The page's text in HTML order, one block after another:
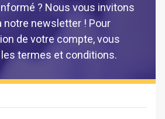
? Nous vous invitons
notre newsletter ! Pour
de votre compte, vous
termes et conditions.